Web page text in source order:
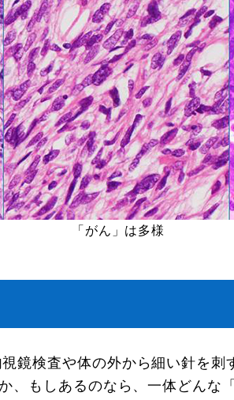
「がん」は多様
鏡検査や体の外から細い針を刺
、もしあるのなら、一体どんな